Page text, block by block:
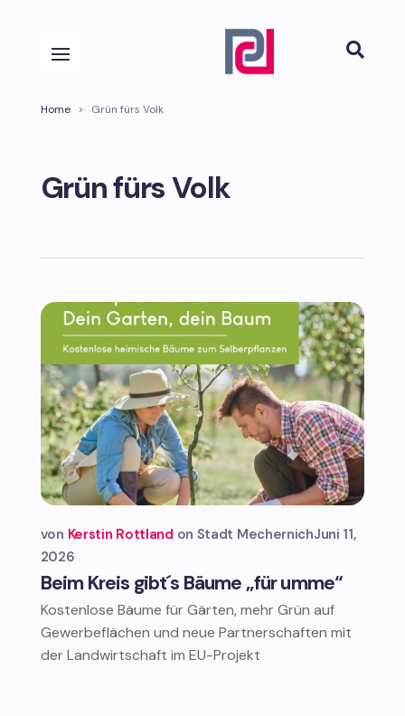

Home > Grün fürs Volk
Grün fürs Volk
Beim Kreis gibt´s Bäume „für umme“
von Kerstin Rottland Stadt MechernichJuni 11,
2026
Kostenlose Bäume für Gärten, mehr Grün auf
Gewerbeflächen und neue Partnerschaften mit
der Landwirtschaft im EU-Projekt